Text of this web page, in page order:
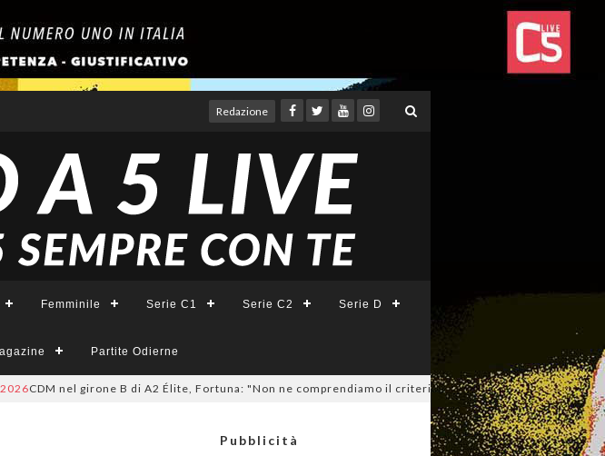
Redazione
Femminile Serie C1 Serie C2 Serie D
Partite Odierne
nel girone B di A2 Élite, Fortuna: "Non ne comprendiamo il criterio". E c'è l'ipotesi rinuncia! 04/08/
Pubblicità